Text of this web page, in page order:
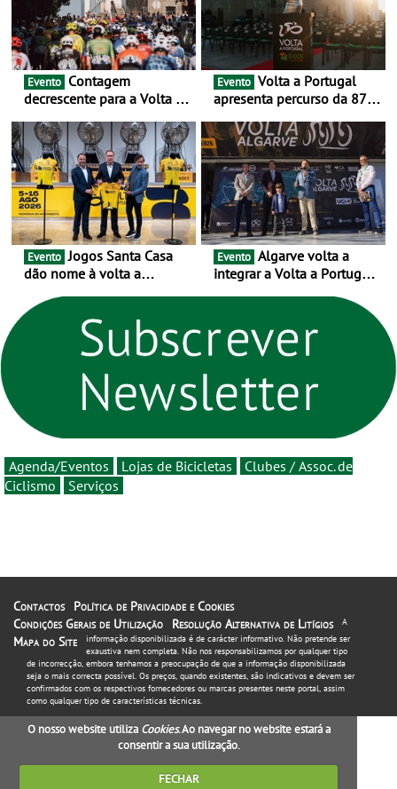
Evento
decrescente para a Volta a
as 17 equipas de 2026
Evento
apresenta percurso da 87.ª
novo ciclo rumo ao
centenário
Evento Jogos Santa Casa
dão nome à volta a
um novo ciclo da prova
rumo ao centenário - Volta
a Portugal em Bicicleta
estará na estrada entre 5 e
16 de agosto
Evento
integrar a Volta a Portugal
Agenda/Eventos Lojas de Bicicletas
Clubes / Assoc. de
Ciclismo
Serviços
Contactos
Política de Privacidade e Cookies
Condições Gerais de Utilização
Resolução Alternativa de Litígios
Mapa do Site
A
informação disponibilizada é de carácter informativo. Não pretende ser
exaustiva nem completa. Não nos responsabilizamos por qualquer tipo
de incorrecção, embora tenhamos a preocupação de que a informação disponibilizada
seja o mais correcta possível. Os preços, quando existentes, são indicativos e devem ser
confirmados com os respectivos fornecedores ou marcas presentes neste portal, assim
como qualquer tipo de características técnicas.
O nosso website utiliza Cookies. Ao navegar no website estará a
consentir a sua utilização.
FECHAR